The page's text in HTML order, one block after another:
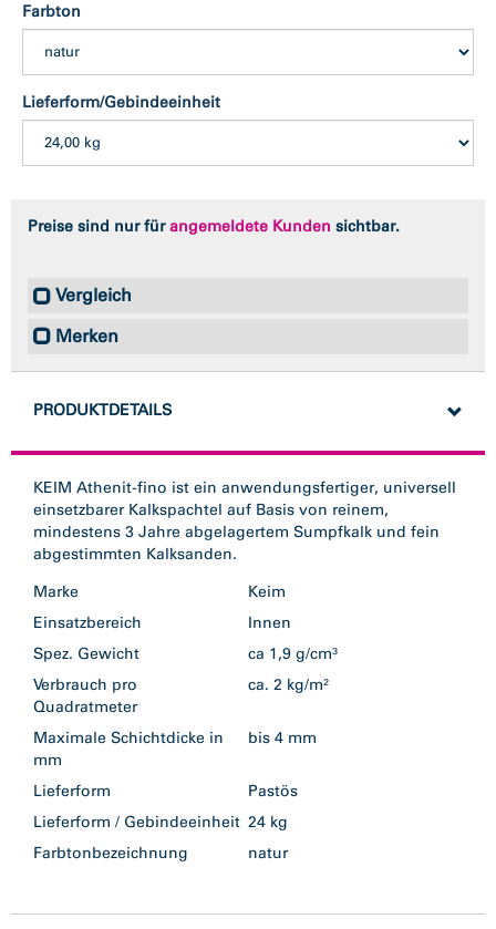
Farbton
Lieferform/Gebindeeinheit
Preise sind nur fürangemeldete Kunden sichtbar.
Vergleich
Merken
PRODUKTDETAILS
KEIM Athenit-fino ist ein anwendungsfertiger, universell
einsetzbarer Kalkspachtel auf Basis von reinem,
mindestens 3 Jahre abgelagertem Sumpfkalk und fein
abgestimmten Kalksanden.
Marke
Keim
Einsatzbereich
Innen
Spez. Gewicht
ca 1,9 g/cm³
Verbrauch pro
Quadratmeter
ca. 2 kg/m²
Maximale Schichtdicke in
mm
bis 4 mm
Lieferform
Pastös
Lieferform / Gebindeeinheit 24 kg
Farbtonbezeichnung
natur